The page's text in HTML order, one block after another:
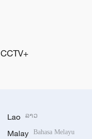
CCTV+
Lao ລາວ
Malay Bahasa Melayu